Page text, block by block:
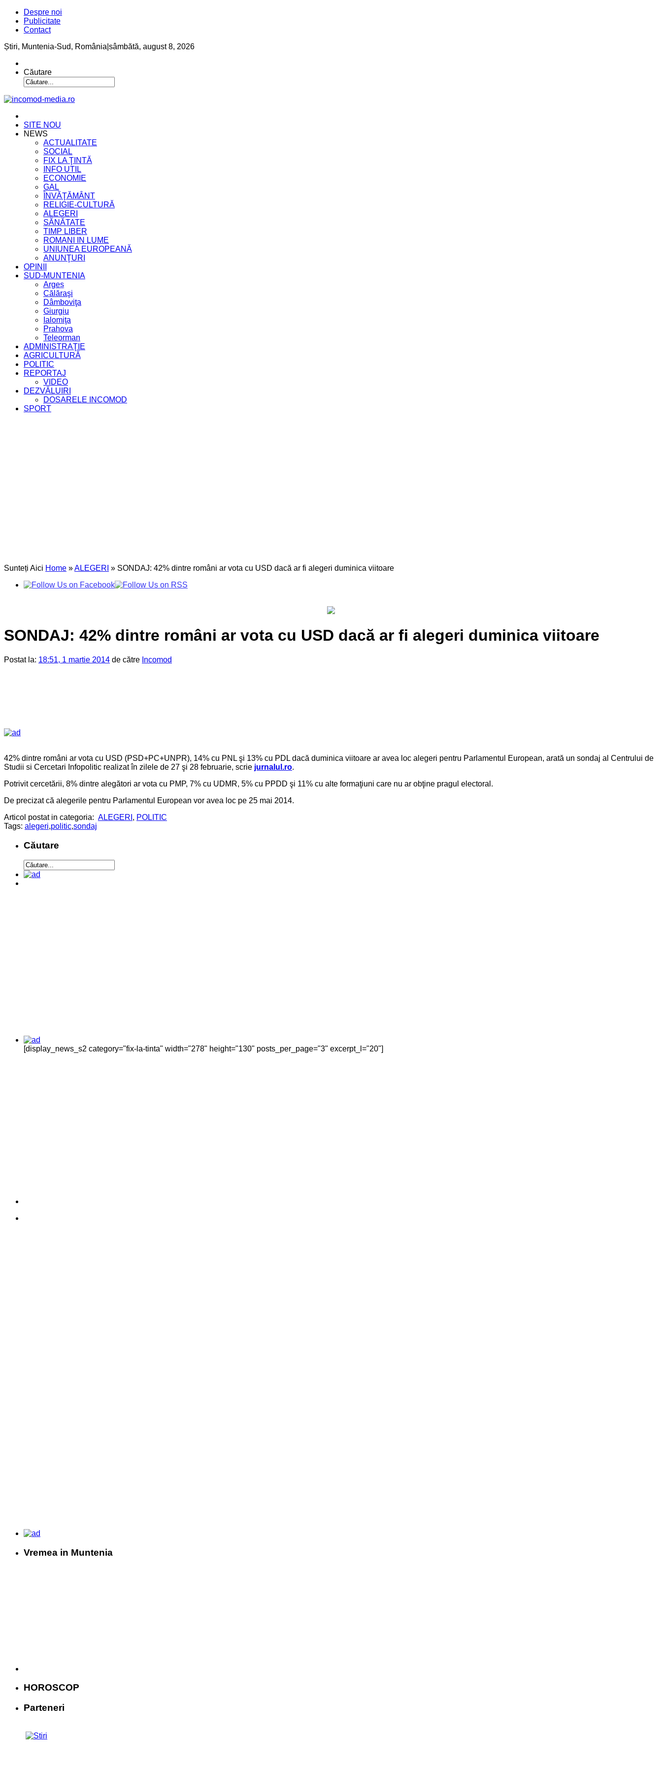
Despre noi
Publicitate
Contact
Știri, Muntenia-Sud, România sâmbătă, august 8, 2026
Căutare
SITE NOU
NEWS
ACTUALITATE
SOCIAL
FIX LA ŢINTĂ
INFO UTIL
ECONOMIE
GAL
ÎNVĂŢĂMÂNT
RELIGIE-CULTURĂ
ALEGERI
SĂNĂTATE
TIMP LIBER
ROMANI IN LUME
UNIUNEA EUROPEANĂ
ANUNŢURI
OPINII
SUD-MUNTENIA
Argeș
Călăraşi
Dâmboviţa
Giurgiu
Ialomiţa
Prahova
Teleorman
ADMINISTRAŢIE
AGRICULTURĂ
POLITIC
REPORTAJ
VIDEO
DEZVĂLUIRI
DOSARELE INCOMOD
SPORT
Sunteți Aici Home »ALEGERI » SONDAJ: 42% dintre români ar vota cu USD dacă ar fi alegeri duminica viitoare
SONDAJ: 42% dintre români ar vota cu USD dacă ar fi alegeri duminica viitoare
Postat la: 18:51, 1 martie 2014 de către Incomod
42% dintre români ar vota cu USD (PSD+PC+UNPR), 14% cu PNL şi 13% cu PDL dacă duminica viitoare ar avea loc alegeri pentru Parlamentul European, arată un sondaj al Centrului de
Studii si Cercetari Infopolitic realizat în zilele de 27 şi 28 februarie, scrie jurnalul.ro.
Potrivit cercetării, 8% dintre alegători ar vota cu PMP, 7% cu UDMR, 5% cu PPDD şi 11% cu alte formaţiuni care nu ar obţine pragul electoral.
De precizat că alegerile pentru Parlamentul European vor avea loc pe 25 mai 2014.
Articol postat in categoria: ALEGERI , POLITIC
Tags: alegeri,politic,sondaj
Căutare
[display_news_s2 category="fix-la-tinta" width="278" height="130" posts_per_page="3" excerpt_l="20"]
Vremea in Muntenia
HOROSCOP
Parteneri